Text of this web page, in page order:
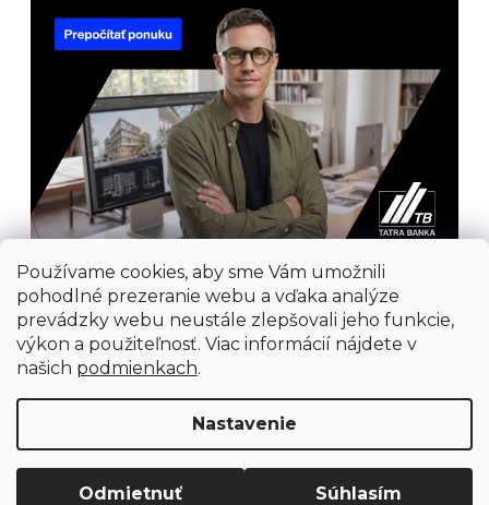
Používame cookies, aby sme Vám umožnili
pohodlné prezeranie webu a vďaka analýze
prevádzky webu neustále zlepšovali jeho funkcie,
výkon a použiteľnosť. Viac informácií nájdete v
našich podmienkach.
Nastavenie
Odmietnuť Súhlasím